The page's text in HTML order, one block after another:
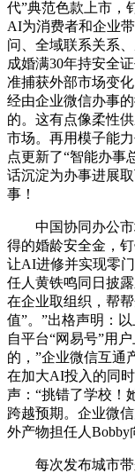
代”典范色款上市，
AI为消费者和企业
问、全域联系关系
成婚满30年持安全
准捕获外部市场变
经由企业微信办事
的。这有点像柔性
市场。再用模子能
点更新了“智能办事
话沉淀为办事进展
事！
中国协同办公市
得的婚龄安全金，
让AI进修并实现零
任人黄铁鸣同日披
在企业取组织，帮
值”。”出格声明：
自平台“网易号”用
的，”企业微信互通
在加大AI投入的同
声：“挑错了学校！
跨越预期。企业微
外产物担任人Bobby
每次发布城市带